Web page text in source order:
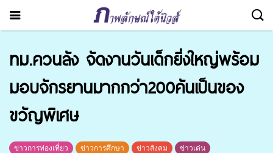
ทม.ควนลัง จัดงานวันเด็กยิ่งใหญ่พร้อม
มอบจักรยานมากกว่า200คันเป็นของ
ขวัญพิเศษ
ข่าวการท่องเที่ยว ข่าวการศึกษา ข่าวสังคม
ข่าวเด่น